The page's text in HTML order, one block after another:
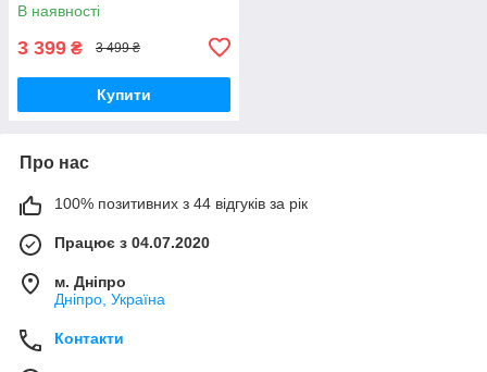
В наявності
3 399 ₴ 3 499 ₴
Купити
Про нас
100% позитивних з 44 відгуків за рік
Працює з 04.07.2020
м. Дніпро
Дніпро, Україна
Контакти